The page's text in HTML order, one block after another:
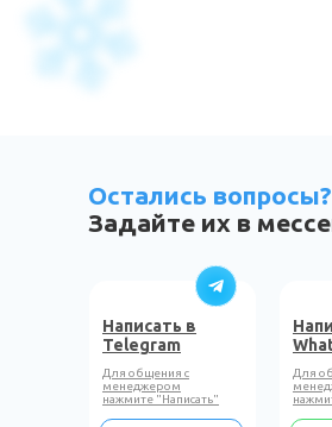
Остались вопросы?
Задайте их в
Для
Написать в
Telegram
Для общения с
менеджером
нажмите "Написать"